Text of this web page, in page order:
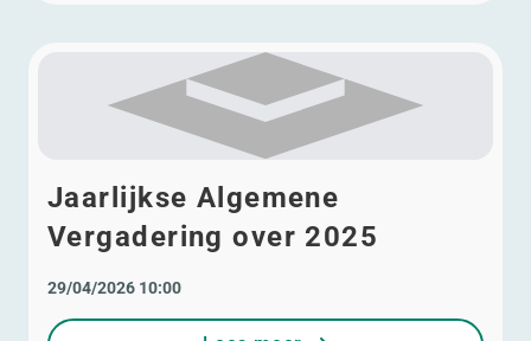
Jaarlijkse Algemene
Vergadering over 2025
29/04/2026 10:00